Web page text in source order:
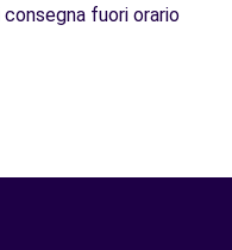
consegna fuori orario